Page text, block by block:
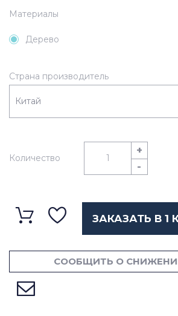
Дерево
Количество
+
-
ЗАКАЗАТЬ В 1
СООБЩИТЬ О